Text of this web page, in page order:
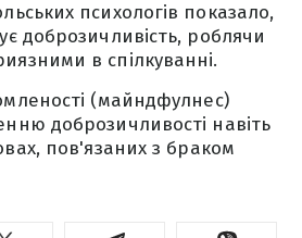
психологів показало,
доброзичливість, роблячи
в спілкуванні.
(майндфулнес)
доброзичливості навіть
пов'язаних з браком